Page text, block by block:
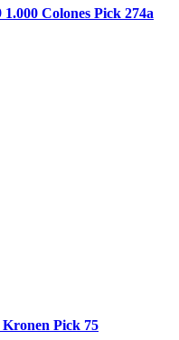
Colones Pick 274a
Kronen Pick 75